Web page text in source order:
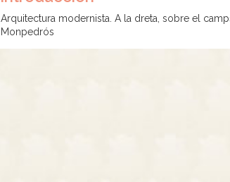
Arquitectura modernista. A la dreta, sobre el
Monpedrós